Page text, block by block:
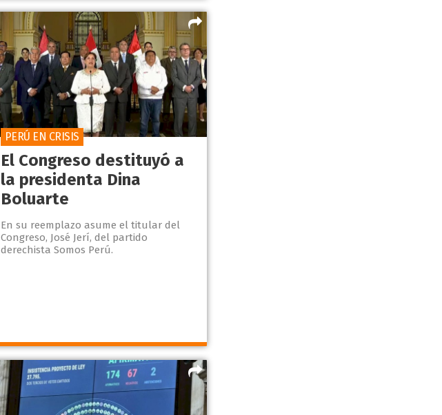
El Congreso destituyó a
la presidenta Dina
Boluarte
En su reemplazo asume el titular del
Congreso, José Jerí, del partido
derechista Somos Perú.
PERÚ EN CRISIS